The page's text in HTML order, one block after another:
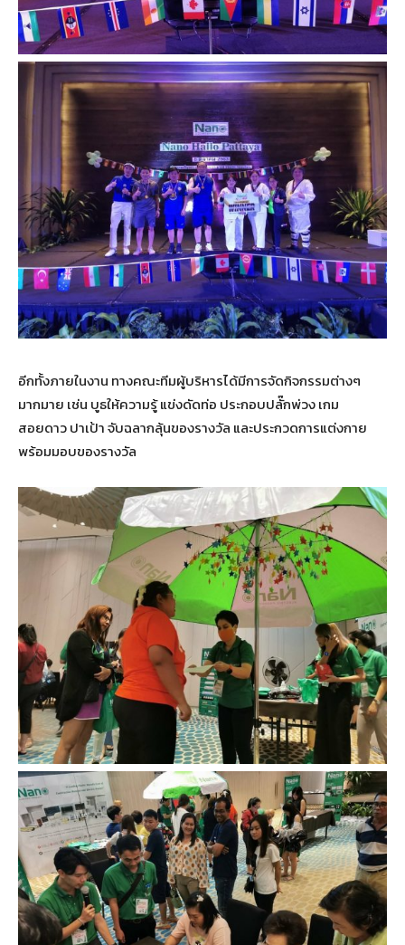
อีกทั้งภายในงาน ทางคณะทีมผู้บริหารได้มีการจัดกิจกรรมต่างๆ
มากมาย เช่น บูธให้ความรู้ แข่งดัดท่อ ประกอบปลั๊กพ่วง เกม
สอยดาว ปาเป้า จับฉลากลุ้นของรางวัล และประกวดการแต่งกาย
พร้อมมอบของรางวัล